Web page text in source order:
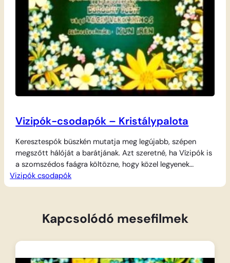
Vizipók-csodapók – Kristálypalota
Keresztespók büszkén mutatja meg legújabb, szépen
megszőtt hálóját a barátjának. Azt szeretné, ha Vízipók is
a szomszédos faágra költözne, hogy közel legyenek
egymáshoz. Vízipók azonban egészen mást tervez, hiszen
ő a víz alatt érzi jól magát, és ott akar házat építeni.
Vizipók csodapók
Kapcsolódó mesefilmek